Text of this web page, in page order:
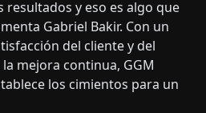
resultados y eso es algo que
Gabriel Bakir. Con un
del cliente y del
mejora continua, GGM
los cimientos para un